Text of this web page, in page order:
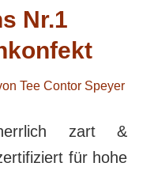
Nr.1
Tee Contor Speyer
zart &
für hohe